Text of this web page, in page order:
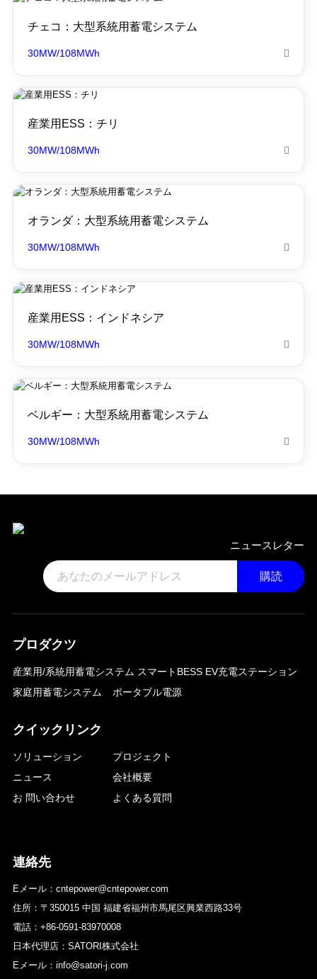
チェコ：大型系統用蓄電システム
30MW/108MWh 
産業用ESS：チリ
30MW/108MWh 
オランダ：大型系統用蓄電システム
30MW/108MWh 
産業用ESS：インドネシア
30MW/108MWh 
ベルギー：大型系統用蓄電システム
30MW/108MWh 
ニュースレター
購読
プロダクツ
産業用/系統用蓄電システム スマートBESS EV充電ステーション
家庭用蓄電システム
ポータブル電源
クイックリンク
ソリューション
プロジェクト
ニュース
会社概要
お 問い合わせ
よくある質問
連絡先
Eメール：cntepower@cntepower.com
住所：〒350015 中国 福建省福州市馬尾区興業西路33号
電話：+86-0591-83970008
日本代理店：SATORI株式会社
Eメール：info@satori-j.com